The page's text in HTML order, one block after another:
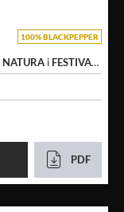
100% BLACKPEPPER
NATURA i FESTIVALS
PDF